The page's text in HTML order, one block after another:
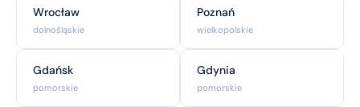
Wrocław
dolnośląskie
Poznań
wielkopolskie
Gdańsk
pomorskie
Gdynia
pomorskie